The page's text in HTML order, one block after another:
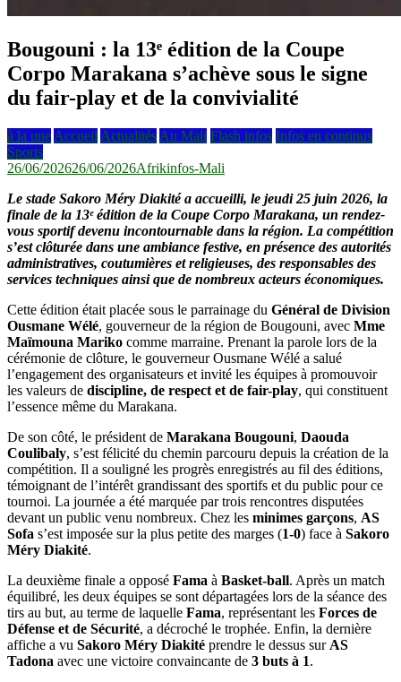
Bougouni : la 13ᵉ édition de la Coupe
Corpo Marakana s’achève sous le signe
du fair-play et de la convivialité
à la une Accueil Actualités Au Mali Flash infos Infos en continus
Sports
26/06/202626/06/2026Afrikinfos-Mali
Le stade Sakoro Méry Diakité a accueilli, le jeudi 25 juin 2026, la
finale de la 13ᵉ édition de la Coupe Corpo Marakana, un rendez-
vous sportif devenu incontournable dans la région. La compétition
s’est clôturée dans une ambiance festive, en présence des autorités
administratives, coutumières et religieuses, des responsables des
services techniques ainsi que de nombreux acteurs économiques.
Cette édition était placée sous le parrainage du Général de Division
Ousmane Wélé, gouverneur de la région de Bougouni, avec Mme
Maïmouna Mariko comme marraine. Prenant la parole lors de la
cérémonie de clôture, le gouverneur Ousmane Wélé a salué
l’engagement des organisateurs et invité les équipes à promouvoir
les valeurs de discipline, de respect et de fair-play, qui constituent
l’essence même du Marakana.
De son côté, le président de Marakana Bougouni, Daouda
Coulibaly, s’est félicité du chemin parcouru depuis la création de la
compétition. Il a souligné les progrès enregistrés au fil des éditions,
témoignant de l’intérêt grandissant des sportifs et du public pour ce
tournoi. La journée a été marquée par trois rencontres disputées
devant un public venu nombreux. Chez les minimes garçons, AS
Sofa s’est imposée sur la plus petite des marges (1-0) face à Sakoro
Méry Diakité.
La deuxième finale a opposé Fama à Basket-ball. Après un match
équilibré, les deux équipes se sont départagées lors de la séance des
tirs au but, au terme de laquelle Fama, représentant les Forces de
Défense et de Sécurité, a décroché le trophée. Enfin, la dernière
affiche a vu Sakoro Méry Diakité prendre le dessus sur AS
Tadona avec une victoire convaincante de 3 buts à 1.